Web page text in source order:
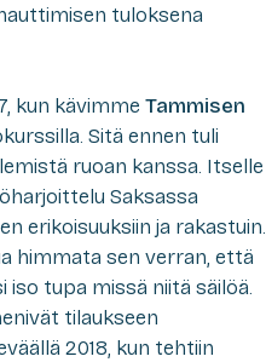
tuloksena
kun kävimme Tammisen
Sitä ennen tuli
ruoan kanssa. Itselle
Saksassa
erikoisuuksiin ja rakastuin.
himmata sen verran, että
tupa missä niitä säilöä.
tilaukseen
2018, kun tehtiin